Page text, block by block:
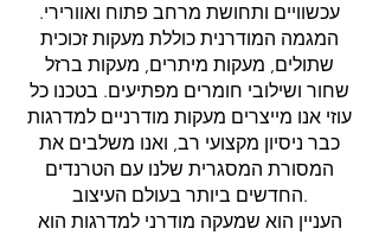
עכשוויים ותחושת מרחב פתוח ואוורירי.
המגמה המודרנית כוללת מעקות זכוכית
שתולים, מעקות מיתרים, מעקות ברזל
שחור ושילובי חומרים מפתיעים. בטכנו כל
עוזי אנו מייצרים מעקות מודרניים למדרגות
כבר ניסיון מקצועי רב, ואנו משלבים את
המסורת המסגרית שלנו עם הטרנדים
החדשים ביותר בעולם העיצוב.
העניין הוא שמעקה מודרני למדרגות הוא